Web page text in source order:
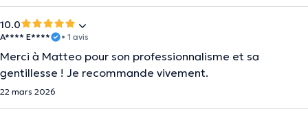
10.0
A**** E**** • 1 avis
Merci à Matteo pour son professionnalisme et sa
gentillesse ! Je recommande vivement.
22 mars 2026